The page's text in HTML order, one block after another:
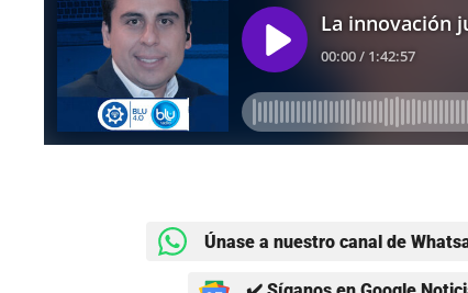
Únase a nuestro canal de